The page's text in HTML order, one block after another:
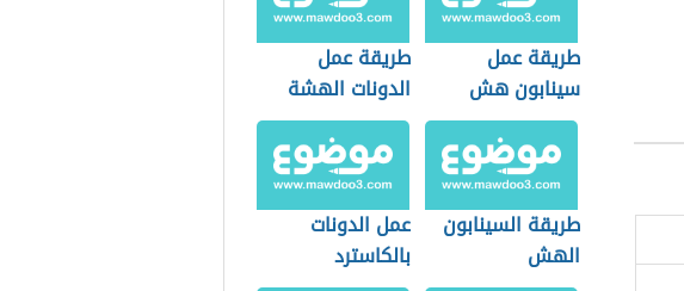
طريقة عمل
سينابون هش
طريقة عمل
الدونات الهشة
المقلية
طريقة السينابون
الهش
عمل الدونات
بالكاسترد